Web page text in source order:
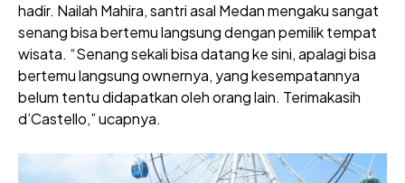
hadir. Nailah Mahira, santri asal Medan mengaku sangat
senang bisa bertemu langsung dengan pemilik tempat
wisata. “Senang sekali bisa datang ke sini, apalagi bisa
bertemu langsung ownernya, yang kesempatannya
belum tentu didapatkan oleh orang lain. Terimakasih
d’Castello,” ucapnya.